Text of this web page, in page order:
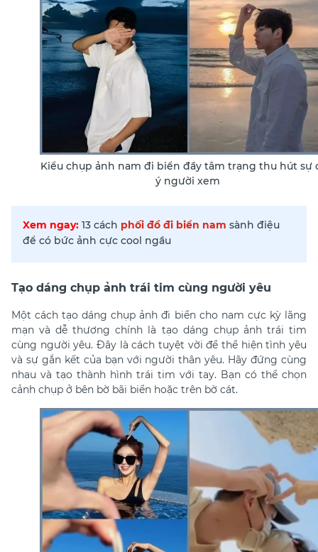
Kiểu chụp ảnh nam đi biển đầy tâm trạng thu hút sự
ý người xem
Xem ngay: 13 cách phối đồ đi biển nam sành điệu
để có bức ảnh cực cool ngầu
Tạo dáng chụp ảnh trái tim cùng người yêu
Một cách tạo dáng chụp ảnh đi biển cho nam cực kỳ lãng
mạn và dễ thương chính là tạo dáng chụp ảnh trái tim
cùng người yêu. Đây là cách tuyệt vời để thể hiện tình yêu
và sự gắn kết của bạn với người thân yêu. Hãy đứng cùng
nhau và tạo thành hình trái tim với tay. Bạn có thể chọn
cảnh chụp ở bên bờ bãi biển hoặc trên bờ cát.